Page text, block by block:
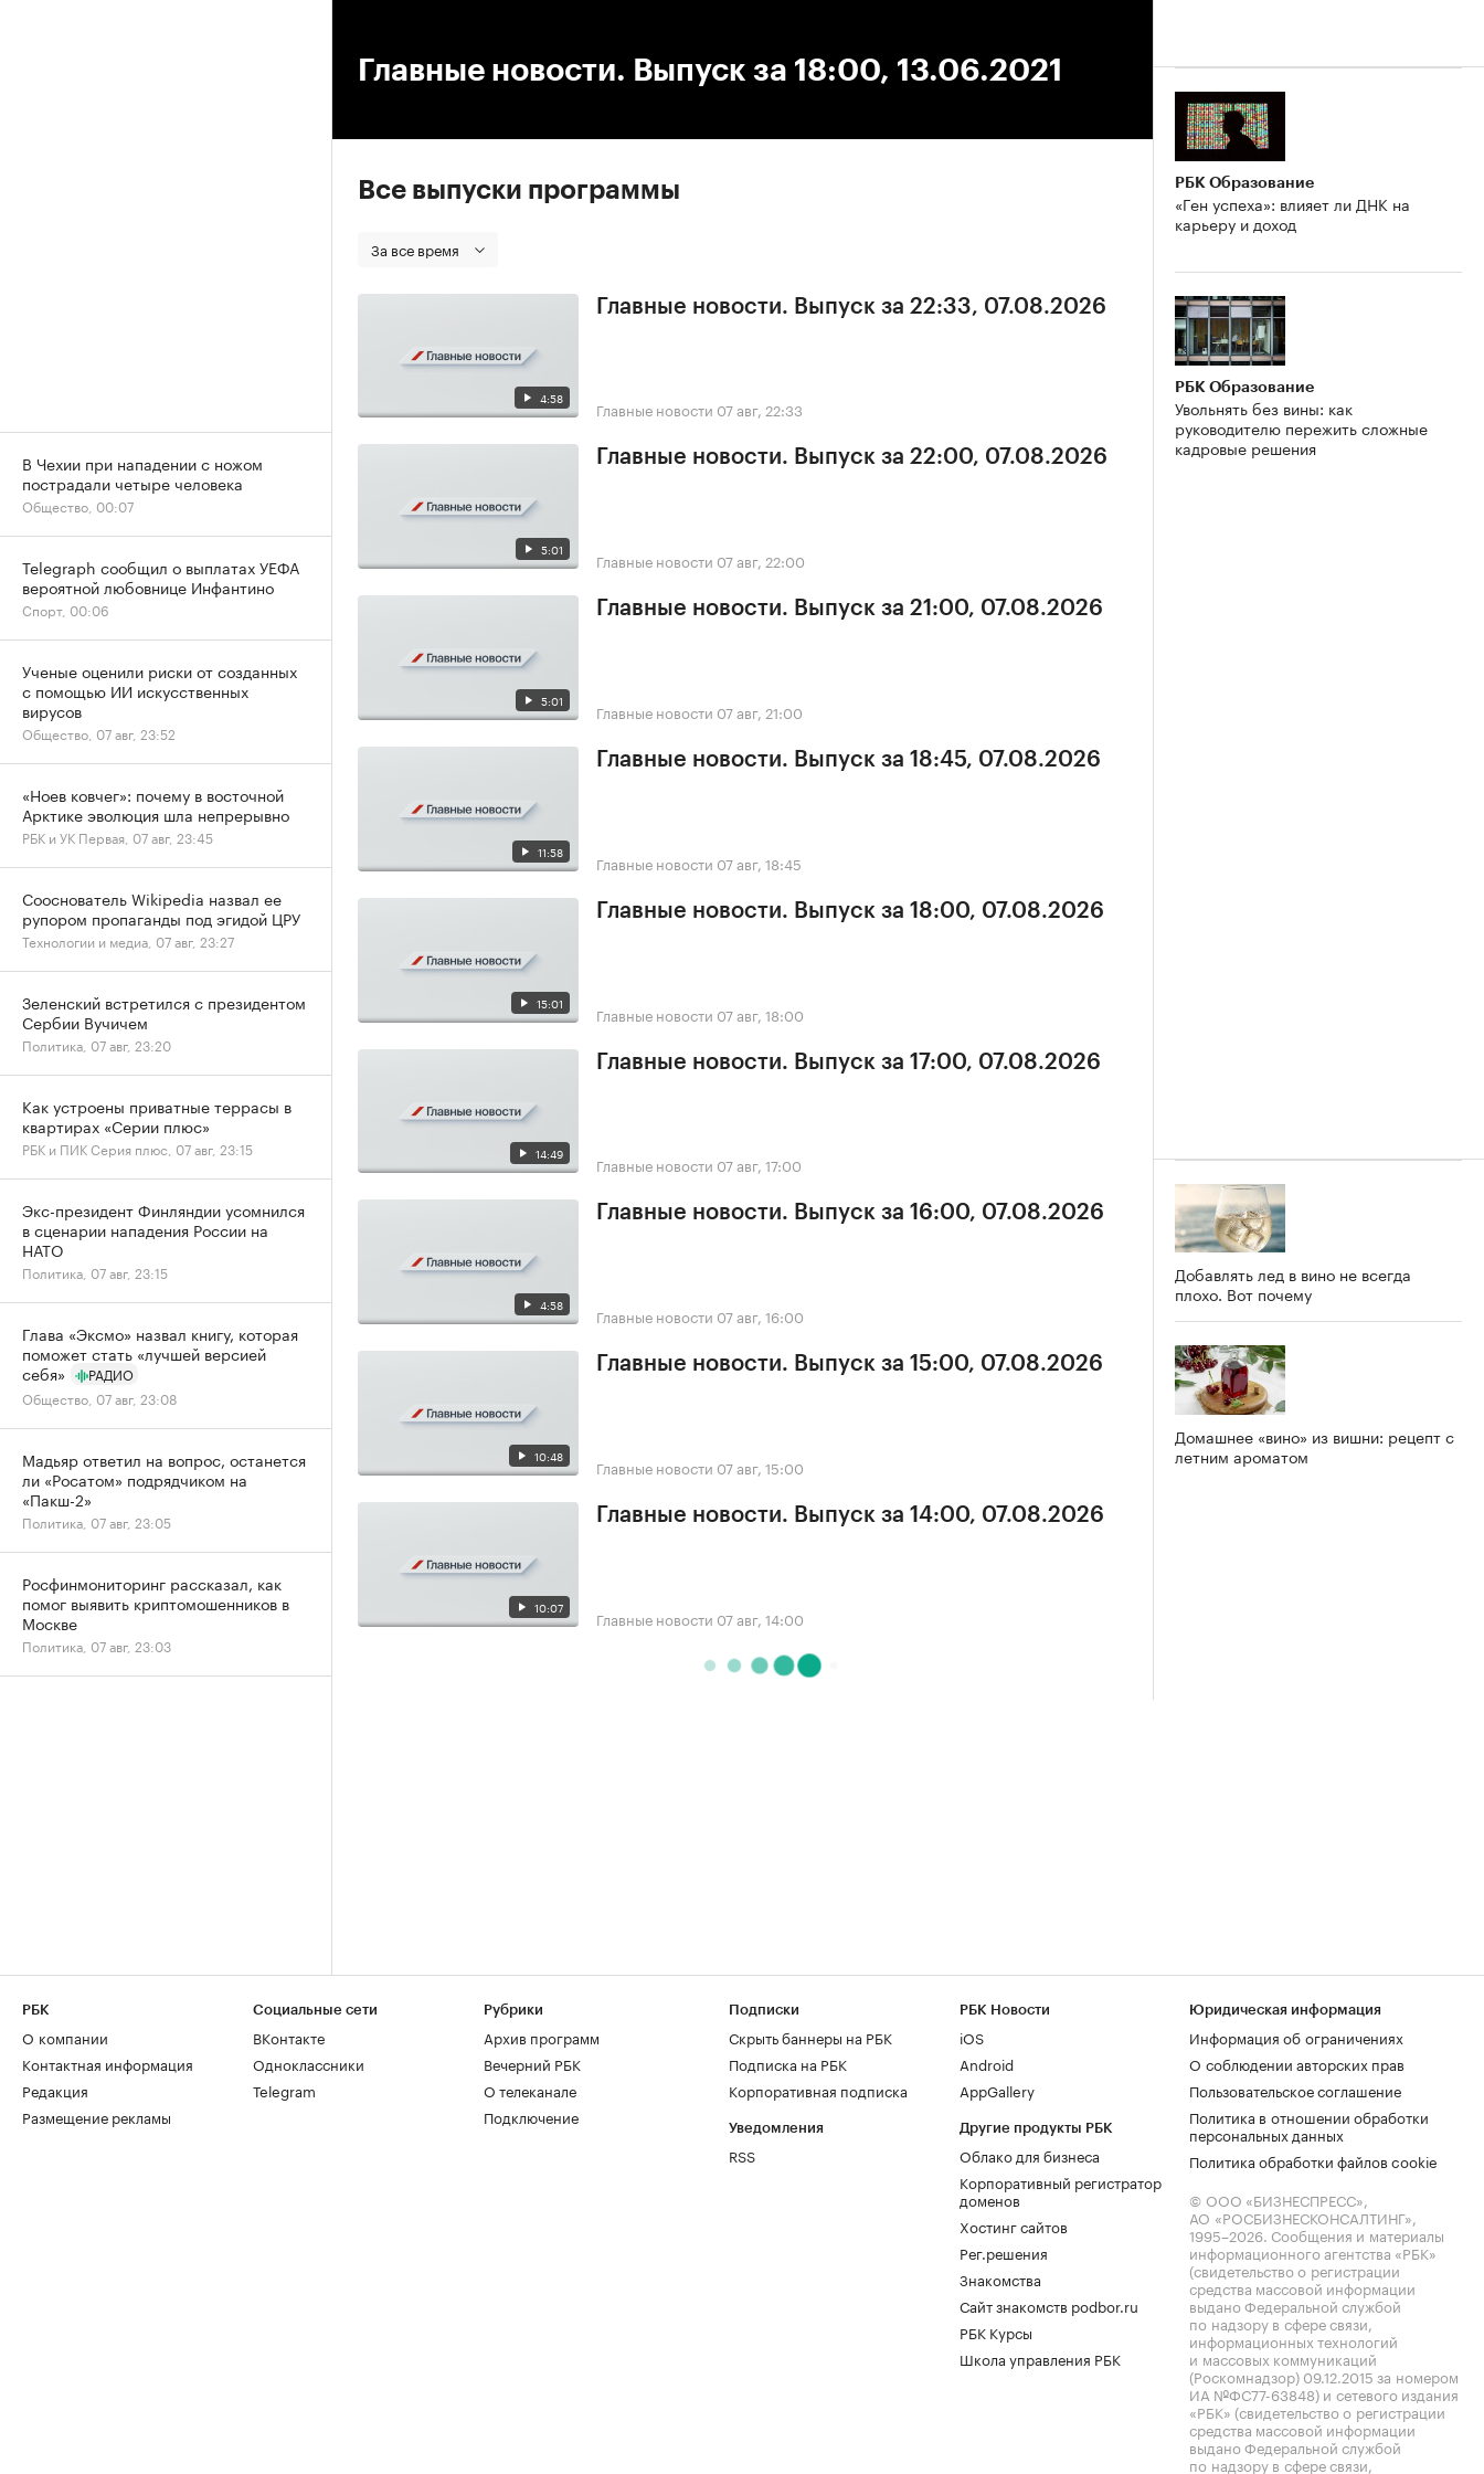
Главные новости. Выпуск за 18:00, 13.06.2021
Все выпуски программы
За все время
4:58
Главные новости. Выпуск за 22:33, 07.08.2026
Главные новости 07 авг, 22:33
5:01
Главные новости. Выпуск за 22:00, 07.08.2026
Главные новости 07 авг, 22:00
5:01
Главные новости. Выпуск за 21:00, 07.08.2026
Главные новости 07 авг, 21:00
11:58
Главные новости. Выпуск за 18:45, 07.08.2026
Главные новости 07 авг, 18:45
15:01
Главные новости. Выпуск за 18:00, 07.08.2026
Главные новости 07 авг, 18:00
14:49
Главные новости. Выпуск за 17:00, 07.08.2026
Главные новости 07 авг, 17:00
4:58
Главные новости. Выпуск за 16:00, 07.08.2026
Главные новости 07 авг, 16:00
10:48
Главные новости. Выпуск за 15:00, 07.08.2026
Главные новости 07 авг, 15:00
10:07
Главные новости. Выпуск за 14:00, 07.08.2026
Главные новости 07 авг, 14:00
РБК Образование
«Ген успеха»: влияет ли ДНК на
карьеру и доход
РБК Образование
Увольнять без вины: как
руководителю пережить сложные
кадровые решения
Добавлять лед в вино не всегда
плохо. Вот почему
Домашнее «вино» из вишни: рецепт с
летним ароматом
В Чехии при нападении с ножом
пострадали четыре человека
Общество, 00:07
Telegraph сообщил о выплатах УЕФА
вероятной любовнице Инфантино
Спорт, 00:06
Ученые оценили риски от созданных
с помощью ИИ искусственных
вирусов
Общество, 07 авг, 23:52
«Ноев ковчег»: почему в восточной
Арктике эволюция шла непрерывно
РБК и УК Первая, 07 авг, 23:45
Сооснователь Wikipedia назвал ее
рупором пропаганды под эгидой ЦРУ
Технологии и медиа, 07 авг, 23:27
Зеленский встретился с президентом
Сербии Вучичем
Политика, 07 авг, 23:20
Как устроены приватные террасы в
квартирах «Серии плюс»
РБК и ПИК Серия плюс, 07 авг, 23:15
Экс-президент Финляндии усомнился
в сценарии нападения России на
НАТО
Политика, 07 авг, 23:15
Глава «Эксмо» назвал книгу, которая
поможет стать «лучшей версией
себя»
РАДИО
Общество, 07 авг, 23:08
Мадьяр ответил на вопрос, останется
ли «Росатом» подрядчиком на
«Пакш-2»
Политика, 07 авг, 23:05
Росфинмониторинг рассказал, как
помог выявить криптомошенников в
Москве
Политика, 07 авг, 23:03
РБК
О компании
Контактная информация
Редакция
Размещение рекламы
Социальные сети
ВКонтакте
Одноклассники
Telegram
Рубрики
Архив программ
Вечерний РБК
О телеканале
Подключение
Подписки
Скрыть баннеры на РБК
Подписка на РБК
Корпоративная подписка
Уведомления
RSS
РБК Новости
iOS
Android
AppGallery
Другие продукты РБК
Облако для бизнеса
Корпоративный регистратор
доменов
Хостинг сайтов
Рег.решения
Знакомства
Сайт знакомств podbor.ru
РБК Курсы
Школа управления РБК
Юридическая информация
Информация об ограничениях
О соблюдении авторских прав
Пользовательское соглашение
Политика в отношении обработки
персональных данных
Политика обработки файлов cookie
© ООО «БИЗНЕСПРЕСС»,
АО «РОСБИЗНЕСКОНСАЛТИНГ»,
1995–2026. Сообщения и материалы
информационного агентства «РБК»
(свидетельство о регистрации
средства массовой информации
выдано Федеральной службой
по надзору в сфере связи,
информационных технологий
и массовых коммуникаций
(Роскомнадзор) 09.12.2015 за номером
ИА №ФС77-63848) и сетевого издания
«РБК» (свидетельство о регистрации
средства массовой информации
выдано Федеральной службой
по надзору в сфере связи,